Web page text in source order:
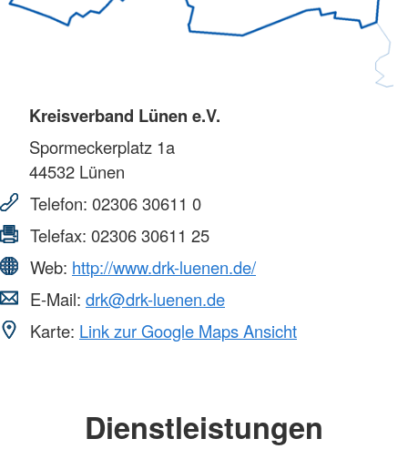
Kreisverband Lünen e.V.
Spormeckerplatz 1a
44532 Lünen
Telefon: 02306 30611 0
Telefax: 02306 30611 25
Web: http://www.drk-luenen.de/
E-Mail: drk@drk-luenen.de
Karte: Link zur Google Maps Ansicht
Dienstleistungen